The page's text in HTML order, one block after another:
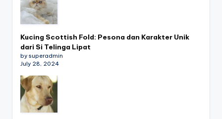
Kucing Scottish Fold: Pesona dan Karakter Unik
dari Si Telinga Lipat
by superadmin
July 28, 2024